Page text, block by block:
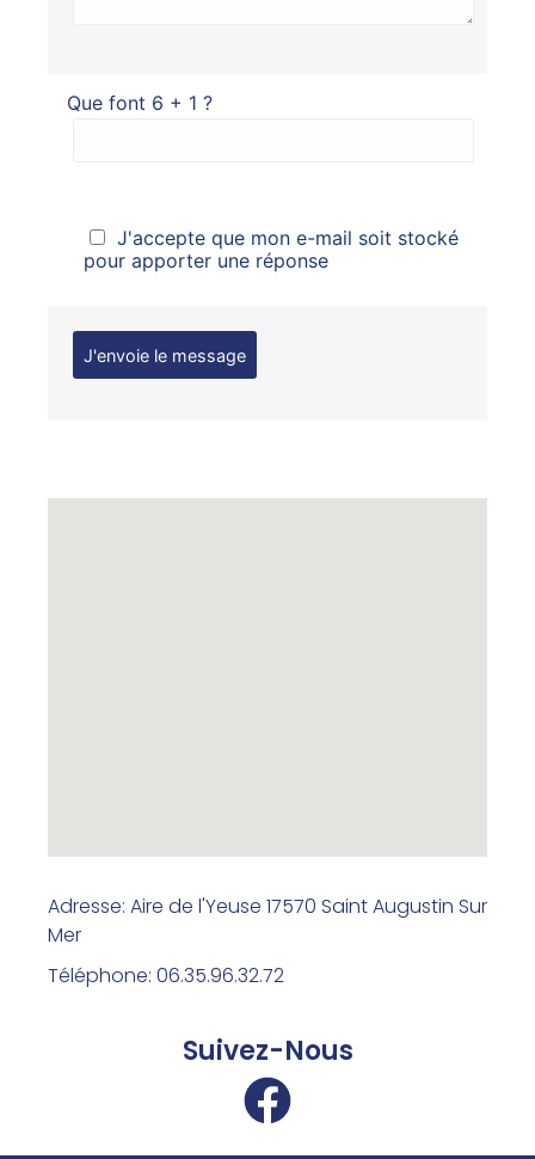
Que font 6 + 1 ?
J'accepte que mon e-mail soit stocké
pour apporter une réponse
Adresse: Aire de l'Yeuse 17570 Saint Augustin Sur
Mer
Téléphone: 06.35.96.32.72
Suivez-Nous